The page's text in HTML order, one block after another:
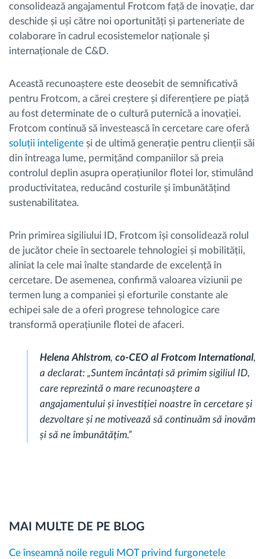
consolidează angajamentul Frotcom față de inovație, dar
deschide și uși către noi oportunități și parteneriate de
colaborare în cadrul ecosistemelor naționale și
internaționale de C&D.
Această recunoaștere este deosebit de semnificativă
pentru Frotcom, a cărei creștere și diferențiere pe piață
au fost determinate de o cultură puternică a inovației.
Frotcom continuă să investească în cercetare care oferă
soluții inteligente și de ultimă generație pentru clienții săi
din întreaga lume, permițând companiilor să preia
controlul deplin asupra operațiunilor flotei lor, stimulând
productivitatea, reducând costurile și îmbunătățind
sustenabilitatea.
Prin primirea sigiliului ID, Frotcom își consolidează rolul
de jucător cheie în sectoarele tehnologiei și mobilității,
aliniat la cele mai înalte standarde de excelență în
cercetare. De asemenea, confirmă valoarea viziunii pe
termen lung a companiei și eforturile constante ale
echipei sale de a oferi progrese tehnologice care
transformă operațiunile flotei de afaceri.
Helena Ahlstrom, co-CEO al Frotcom International,
a declarat: „Suntem încântați să primim sigiliul ID,
care reprezintă o mare recunoaștere a
angajamentului și investiției noastre în cercetare și
dezvoltare și ne motivează să continuăm să inovăm
și să ne îmbunătățim.”
MAI MULTE DE PE BLOG
Ce înseamnă noile reguli MOT privind furgonetele